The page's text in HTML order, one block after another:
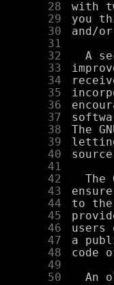
     28
     29
     30
     31
     32
     33
     34
     35
     36
     37
     38
     39
     40
     41
     42
     43
     44
     45
     46
     47
     48
     49
     50